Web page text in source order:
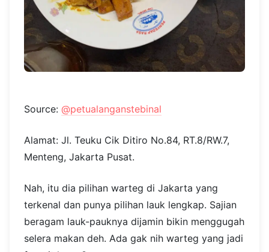
Source: @petualanganstebinal
Alamat: Jl. Teuku Cik Ditiro No.84, RT.8/RW.7,
Menteng, Jakarta Pusat.
Nah, itu dia pilihan warteg di Jakarta yang
terkenal dan punya pilihan lauk lengkap. Sajian
beragam lauk-pauknya dijamin bikin menggugah
selera makan deh. Ada gak nih warteg yang jadi